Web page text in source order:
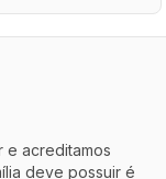
e acreditamos
deve possuir é